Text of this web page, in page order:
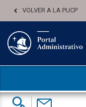
VOLVER A LA PUCP
Buscar: